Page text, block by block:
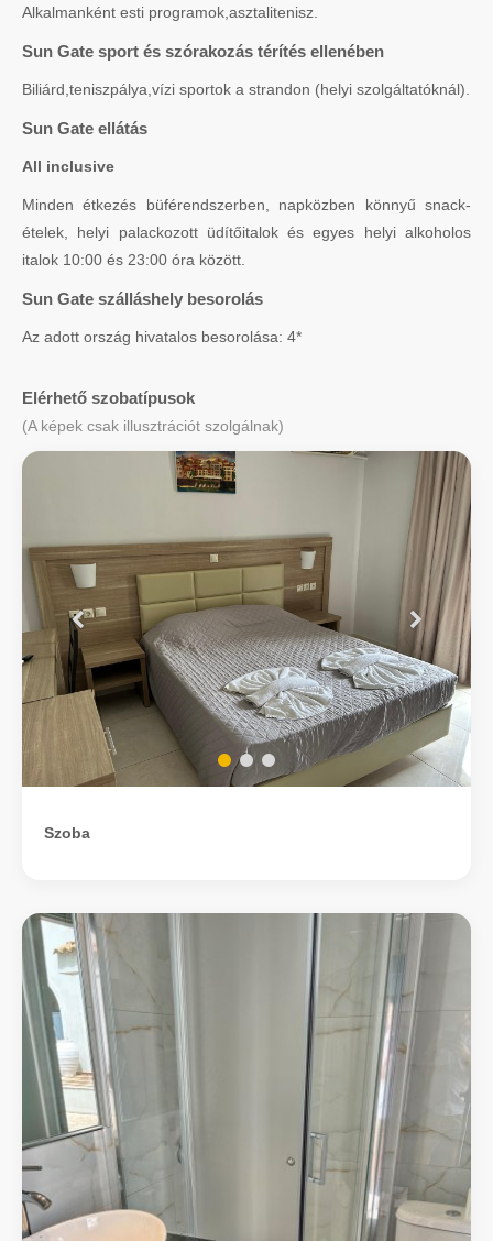
Alkalmanként esti programok,asztalitenisz.
Sun Gate sport és szórakozás térítés ellenében
Biliárd,teniszpálya,vízi sportok a strandon (helyi szolgáltatóknál).
Sun Gate ellátás
All inclusive
Minden étkezés büférendszerben, napközben könnyű snack-
ételek, helyi palackozott üdítőitalok és egyes helyi alkoholos
italok 10:00 és 23:00 óra között.
Sun Gate szálláshely besorolás
Az adott ország hivatalos besorolása: 4*
Elérhető szobatípusok
(A képek csak illusztrációt szolgálnak)
Szoba